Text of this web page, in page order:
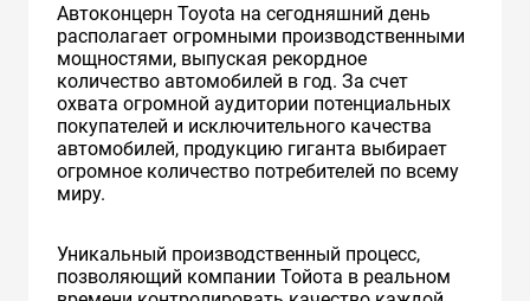
Автоконцерн Toyota на сегодняшний день
располагает огромными производственными
мощностями, выпуская рекордное
количество автомобилей в год. За счет
охвата огромной аудитории потенциальных
покупателей и исключительного качества
автомобилей, продукцию гиганта выбирает
огромное количество потребителей по всему
миру.
Уникальный производственный процесс,
позволяющий компании Тойота в реальном